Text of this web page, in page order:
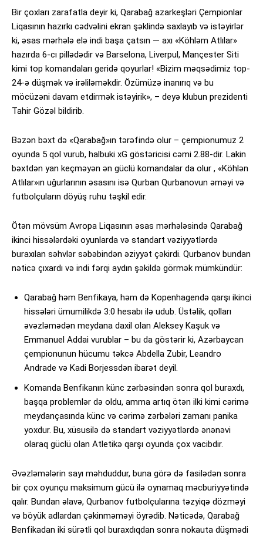
Bir çoxları zarafatla deyir ki, Qarabağ azarkeşləri Çempionlar
Liqasının hazırkı cədvəlini ekran şəklində saxlayıb və istəyirlər
ki, əsas mərhələ elə indi başa çatsın — axı «Köhləm Atlılar»
hazırda 6-cı pillədədir və Barselona, Liverpul, Mançester Siti
kimi top komandaları geridə qoyurlar! «Bizim məqsədimiz top-
24-ə düşmək və irəliləməkdir. Özümüzə inanırıq və bu
möcüzəni davam etdirmək istəyirik», – deyə klubun prezidenti
Tahir Gözəl bildirib.
Bəzən bəxt də «Qarabağ»ın tərəfində olur – çempionumuz 2
oyunda 5 qol vurub, halbuki xG göstəricisi cəmi 2.88-dir. Lakin
bəxtdən yan keçməyən ən güclü komandalar da olur , «Köhlən
Atlılar»ın uğurlarının əsasını isə Qurban Qurbanovun əməyi və
futbolçuların döyüş ruhu təşkil edir.
Ötən mövsüm Avropa Liqasının əsas mərhələsində Qarabağ
ikinci hissələrdəki oyunlarda və standart vəziyyətlərdə
buraxılan səhvlər səbəbindən əziyyət çəkirdi. Qurbanov bundan
nəticə çıxardı və indi fərqi aydın şəkildə görmək mümkündür:
Qarabağ həm Benfikaya, həm də Kopenhagendə qarşı ikinci
hissələri ümumilikdə 3:0 hesabı ilə udub. Üstəlik, qolları
əvəzləmədən meydana daxil olan Aleksey Kaşuk və
Emmanuel Addai vurublar – bu da göstərir ki, Azərbaycan
çempionunun hücumu təkcə Abdella Zubir, Leandro
Andrade və Kadi Borjessdən ibarət deyil.
Komanda Benfikanın künc zərbəsindən sonra qol buraxdı,
başqa problemlər də oldu, amma artıq ötən ilki kimi cərimə
meydançasında künc və cərimə zərbələri zamanı panika
yoxdur. Bu, xüsusilə də standart vəziyyətlərdə ənənəvi
olaraq güclü olan Atletikə qarşı oyunda çox vacibdir.
Əvəzləmələrin sayı məhduddur, buna görə də fasilədən sonra
bir çox oyunçu maksimum gücü ilə oynamaq məcburiyyətində
qalır. Bundan əlavə, Qurbanov futbolçularına təzyiqə dözməyi
və böyük adlardan çəkinməməyi öyrədib. Nəticədə, Qarabağ
Benfikadan iki sürətli qol buraxdıqdan sonra nokauta düşmədi